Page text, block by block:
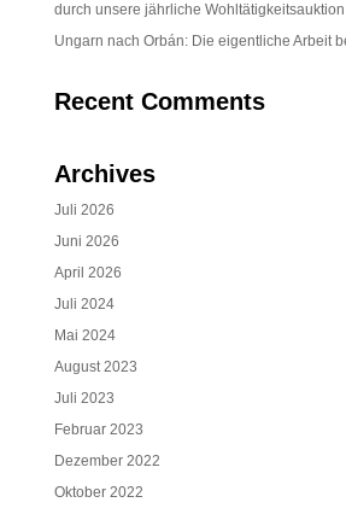
durch unsere jährliche Wohltätigkeitsauktion
Ungarn nach Orbán: Die eigentliche Arbeit
Recent Comments
Archives
Juli 2026
Juni 2026
April 2026
Juli 2024
Mai 2024
August 2023
Juli 2023
Februar 2023
Dezember 2022
Oktober 2022